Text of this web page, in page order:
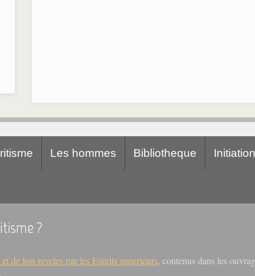
Les hommes Bibliotheque
?
de lois reveles par les Esprits superieurs, contenus dans les